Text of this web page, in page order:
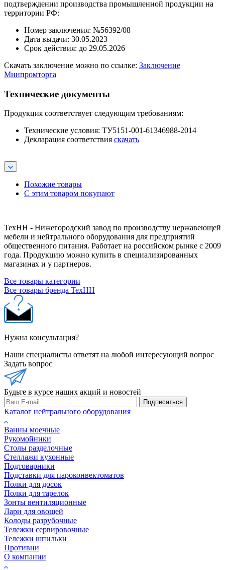
подтверждении производства промышленной продукции на
территории РФ:
Номер заключения: №56392/08
Дата выдачи: 30.05.2023
Срок действия: до 29.05.2026
Скачать заключение можно по ссылке: Заключение
Минпромторга
Технические документы
Продукция соответствует следующим требованиям:
Технические условия: ТУ5151-001-61346988-2014
Декларация соответствия скачать
Похожие товары
С этим товаром покупают
ТехНН - Нижегородский завод по производству нержавеющей
мебели и нейтрального оборудования для предприятий
общественного питания. Работает на российском рынке с 2009
года. Продукцию можно купить в специализированных
магазинах и у партнеров.
Все товары категории
Все товары бренда ТехНН
Нужна консультация?
Наши специалисты ответят на любой интересующий вопрос
Задать вопрос
Будьте в курсе наших акций и новостей
Подписаться
Каталог нейтрального оборудования
Ванны моечные
Рукомойники
Столы разделочные
Стеллажи кухонные
Подтоварники
Подставки для пароконвектоматов
Полки для досок
Полки для тарелок
Зонты вентиляционные
Лари для овощей
Колоды разрубочные
Тележки сервировочные
Тележки шпильки
Противни
О компании